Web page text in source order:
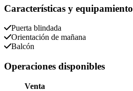
Características y equipamiento
Puerta blindada
Orientación de mañana
Balcón
Operaciones disponibles
Venta